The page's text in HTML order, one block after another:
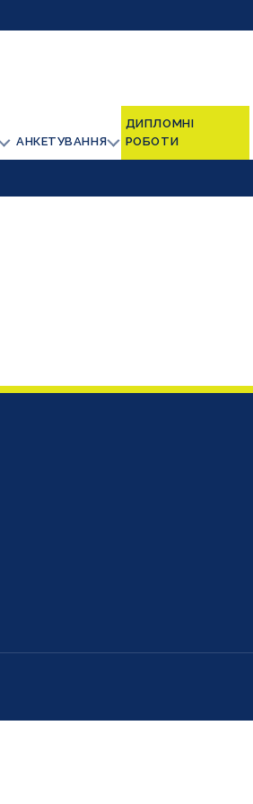
АНКЕТУВАННЯ
ДИПЛОМНІ
РОБОТИ